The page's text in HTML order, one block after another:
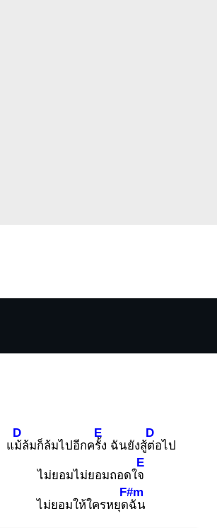
แ
D
ม้ล้มก็ล้มไปอีกค
E
รั้ง ฉันยังสู้
D
ต่อไป
ไม่ยอมไม่ยอมถอดใ
E
จ
ไม่ยอมให้ใครหยุด
F#m
ฉัน